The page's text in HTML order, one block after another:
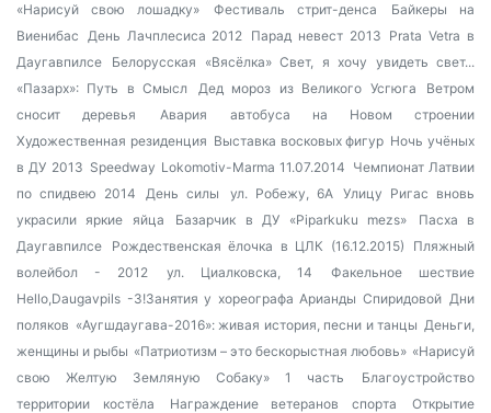
«Нарисуй свою лошадку»
Фестиваль стрит-денса
Байкеры на
Виенибас День Лачплесиса 2012 Парад невест 2013 Prata Vetra в
Даугавпилсе
Белорусская «Вясёлка»Свет, я хочу увидеть свет...
«Пазарх»: Путь в Смысл
Дед мороз из Великого Усгюга
Ветром
сносит деревья
Авария автобуса на Новом строении
Художественная резиденция Выставка восковых фигур Ночь учёных
в ДУ 2013 Speedway Lokomotiv-Marma 11.07.2014 Чемпионат Латвии
по спидвею 2014
День силы ул. Робежу, 6А
Улицу Ригас вновь
украсили яркие яйца
Базарчик в ДУ «Piparkuku mezs»
Пасха в
Даугавпилсе
Рождественская ёлочка в ЦЛК (16.12.2015)
Пляжный
волейбол - 2012
ул. Циалковска, 14
Факельное шествие
Hello,Daugavpils -3!Занятия у хореографа Арианды Спиридовой Дни
поляков «Аугшдаугава-2016»: живая история, песни и танцы Деньги,
женщины и рыбы «Патриотизм – это бескорыстная любовь» «Нарисуй
свою Желтую Земляную Собаку» 1 часть
Благоустройство
территории костёла
Награждение ветеранов спорта
Открытие